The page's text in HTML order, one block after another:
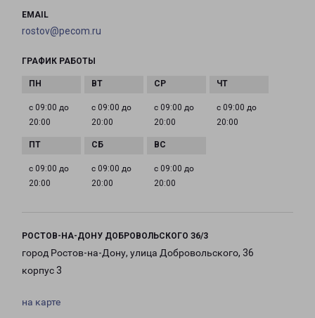
EMAIL
rostov@pecom.ru
ГРАФИК РАБОТЫ
с 09:00 до
20:00
с 09:00 до
20:00
с 09:00 до
20:00
с 09:00 до
20:00
с 09:00 до
20:00
с 09:00 до
20:00
с 09:00 до
20:00
РОСТОВ-НА-ДОНУ ДОБРОВОЛЬСКОГО З6/3
город Ростов-на-Дону, улица Добровольского, 36
корпус 3
на карте